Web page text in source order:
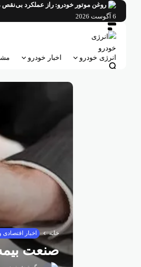
روغن موتور خودرو: راز عملکرد بی‌نقص
6 آگوست 2026
انرژی خودرو اخبار خودرو
خانه اخبار
صنعت